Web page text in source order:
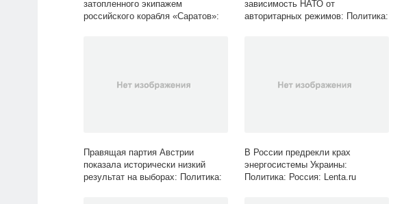
затопленного экипажем
российского корабля «Саратов»:
зависимость НАТО от
авторитарных режимов: Политика:
Правящая партия Австрии
показала исторически низкий
результат на выборах: Политика:
В России предрекли крах
энергосистемы Украины:
Политика: Россия: Lenta.ru